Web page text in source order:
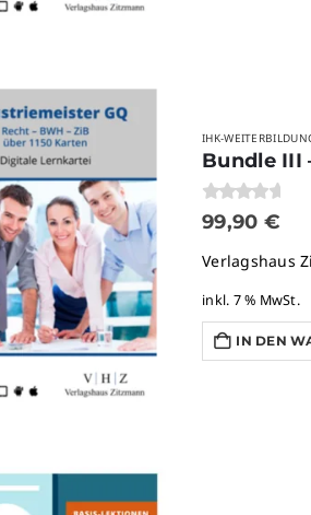
IHK-
Bundle III
0von 5
99,90 €
Verlagshaus
inkl. 7 % MwSt.
IN DEN